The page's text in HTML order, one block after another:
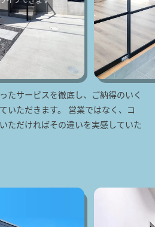
たサービスを徹底し、ご納得のいく
いただきます。 営業ではなく、コ
ただければその違いを実感していた